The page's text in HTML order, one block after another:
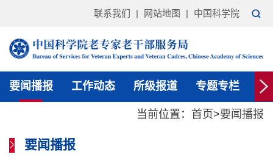
联系我们 | 网站地图 | 中国科学院
要闻播报 工作动态 所级报道 专题专栏 通
当前位置： 首页>要闻播报
要闻播报